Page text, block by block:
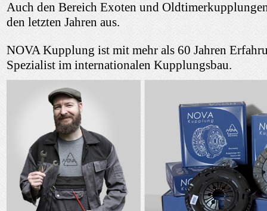
Auch den Bereich Exoten und
den letzten Jahren aus.
NOVA Kupplung ist mit mehr als 60 Jahren
Spezialist im internationalen Kupplungsbau.